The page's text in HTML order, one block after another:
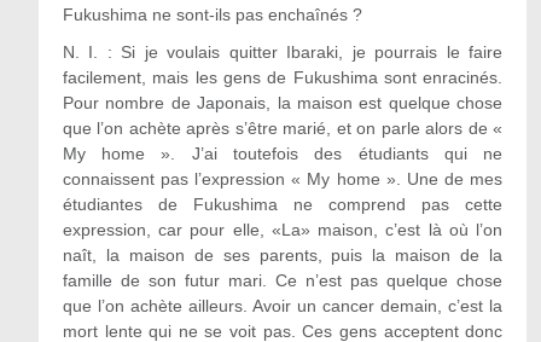
Fukushima ne sont-ils pas enchaînés ?
N. I. : Si je voulais quitter Ibaraki, je pourrais le faire
facilement, mais les gens de Fukushima sont enracinés.
Pour nombre de Japonais, la maison est quelque chose
que l’on achète après s’être marié, et on parle alors de «
My home ». J’ai toutefois des étudiants qui ne
connaissent pas l’expression « My home ». Une de mes
étudiantes de Fukushima ne comprend pas cette
expression, car pour elle, «La» maison, c’est là où l’on
naît, la maison de ses parents, puis la maison de la
famille de son futur mari. Ce n’est pas quelque chose
que l’on achète ailleurs. Avoir un cancer demain, c’est la
mort lente qui ne se voit pas. Ces gens acceptent donc